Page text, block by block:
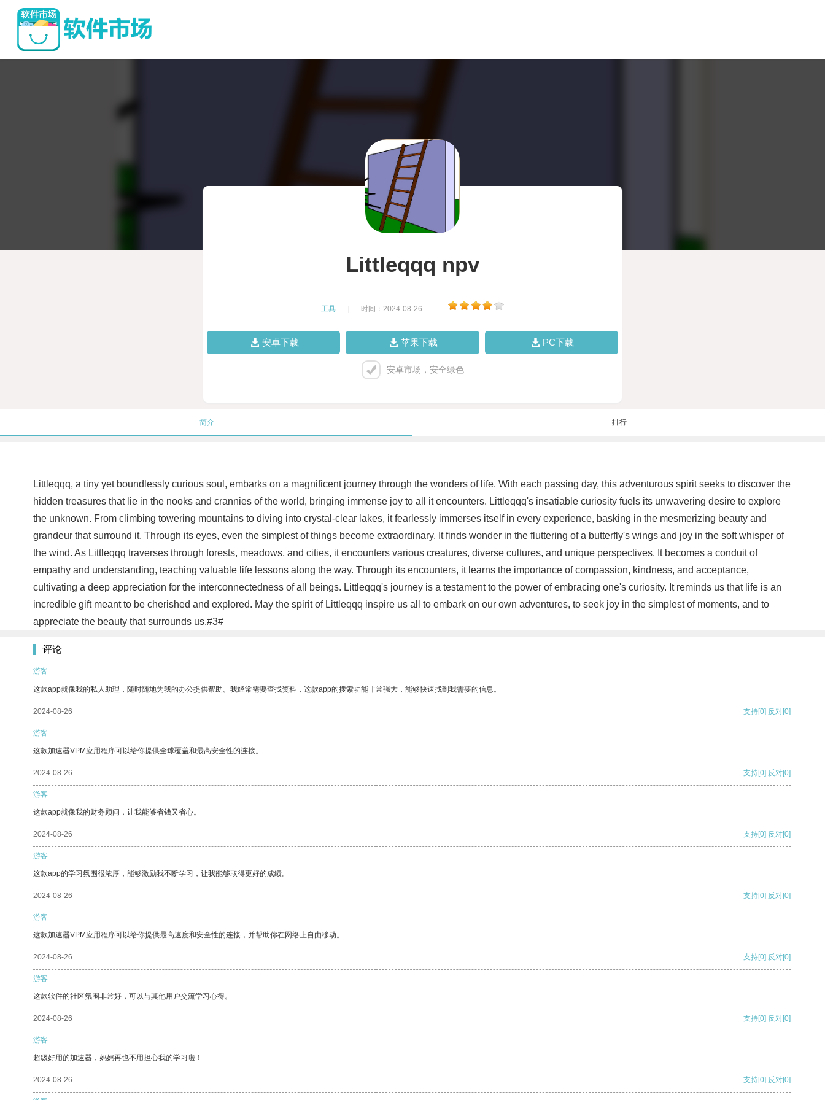
Littleqqq npv
工具 时间：2024-08-26
安卓下载 苹果下载 PC下载
安卓市场，安全绿色
简介 排行
Littleqqq, a tiny yet boundlessly curious soul, embarks on a magnificent journey through the wonders of life. With each passing day, this adventurous spirit seeks to discover the
hidden treasures that lie in the nooks and crannies of the world, bringing immense joy to all it encounters. Littleqqq's insatiable curiosity fuels its unwavering desire to explore
the unknown. From climbing towering mountains to diving into crystal-clear lakes, it fearlessly immerses itself in every experience, basking in the mesmerizing beauty and
grandeur that surround it. Through its eyes, even the simplest of things become extraordinary. It finds wonder in the fluttering of a butterfly's wings and joy in the soft whisper of
the wind. As Littleqqq traverses through forests, meadows, and cities, it encounters various creatures, diverse cultures, and unique perspectives. It becomes a conduit of
empathy and understanding, teaching valuable life lessons along the way. Through its encounters, it learns the importance of compassion, kindness, and acceptance,
cultivating a deep appreciation for the interconnectedness of all beings. Littleqqq's journey is a testament to the power of embracing one's curiosity. It reminds us that life is an
incredible gift meant to be cherished and explored. May the spirit of Littleqqq inspire us all to embark on our own adventures, to seek joy in the simplest of moments, and to
appreciate the beauty that surrounds us.#3#
评论
游客
这款app就像我的私人助理，随时随地为我的办公提供帮助。我经常需要查找资料，这款app的搜索功能非常强大，能够快速找到我需要的信息。
2024-08-26 支持[0] 反对[0]
游客
这款加速器VPM应用程序可以给你提供全球覆盖和最高安全性的连接。
2024-08-26 支持[0] 反对[0]
游客
这款app就像我的财务顾问，让我能够省钱又省心。
2024-08-26 支持[0] 反对[0]
游客
这款app的学习氛围很浓厚，能够激励我不断学习，让我能够取得更好的成绩。
2024-08-26 支持[0] 反对[0]
游客
这款加速器VPM应用程序可以给你提供最高速度和安全性的连接，并帮助你在网络上自由移动。
2024-08-26 支持[0] 反对[0]
游客
这款软件的社区氛围非常好，可以与其他用户交流学习心得。
2024-08-26 支持[0] 反对[0]
游客
超级好用的加速器，妈妈再也不用担心我的学习啦！
2024-08-26 支持[0] 反对[0]